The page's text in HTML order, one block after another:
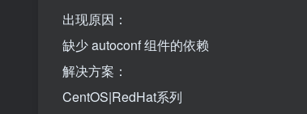
出现原因：
缺少 autoconf 组件的依赖
解决方案：
CentOS|RedHat系列